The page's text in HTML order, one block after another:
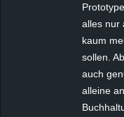
alles nur
kaum
sollen.
auch
alleine